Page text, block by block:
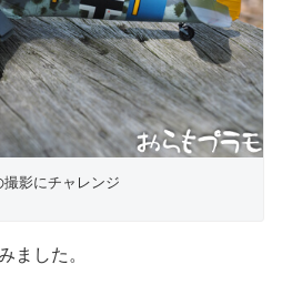
撮影にチャレンジ
ました。